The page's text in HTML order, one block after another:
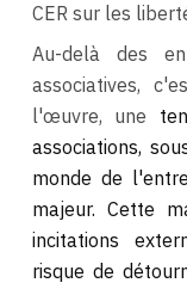
CER sur les
Au-delà des
associatives,
l'œuvre, une
associations,
monde de
majeur. Cette
incitations
risque de